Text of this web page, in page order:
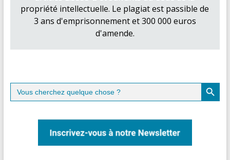
propriété intellectuelle. Le plagiat est passible de
3 ans d'emprisonnement et 300 000 euros
d'amende.
Search
for:
Search Button